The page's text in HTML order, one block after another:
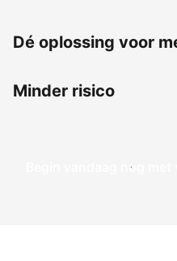
Dé oplossing voor
Minder risico
Begin vandaag nog met